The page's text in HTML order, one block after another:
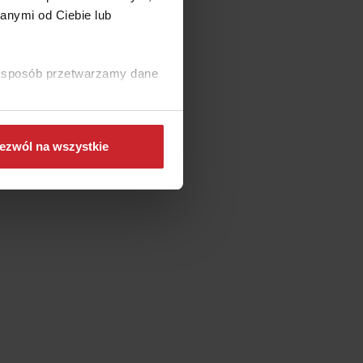
od Ciebie lub
przetwarzamy dane
na wszystkie